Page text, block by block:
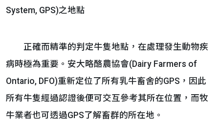
System, GPS)之地點
正確而精準的判定牛隻地點，在處理發生動物疾
病時極為重要。安大略酪農協會(Dairy Farmers of
Ontario, DFO)重新定位了所有乳牛畜舍的GPS，因此
所有牛隻經過認證後便可交互參考其所在位置，而牧
牛業者也可透過GPS了解畜群的所在地。